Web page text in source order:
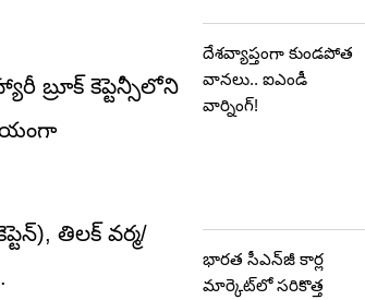
బ్రూక్ కెప్టెన్సీలోని
తిలక్ వర్మ/
దేశవ్యాప్తంగా కుండపోత
వానలు.. ఐఎండీ
వార్నింగ్!
భారత సీఎన్‌జీ కార్ల
మార్కెట్‌లో సరికొత్త